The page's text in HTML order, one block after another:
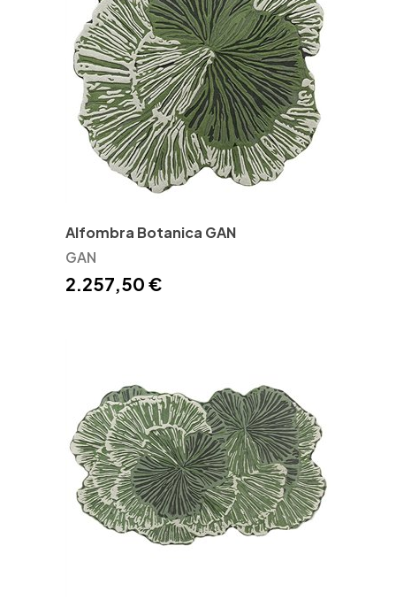
Alfombra Botanica GAN
GAN
2.257,50 €